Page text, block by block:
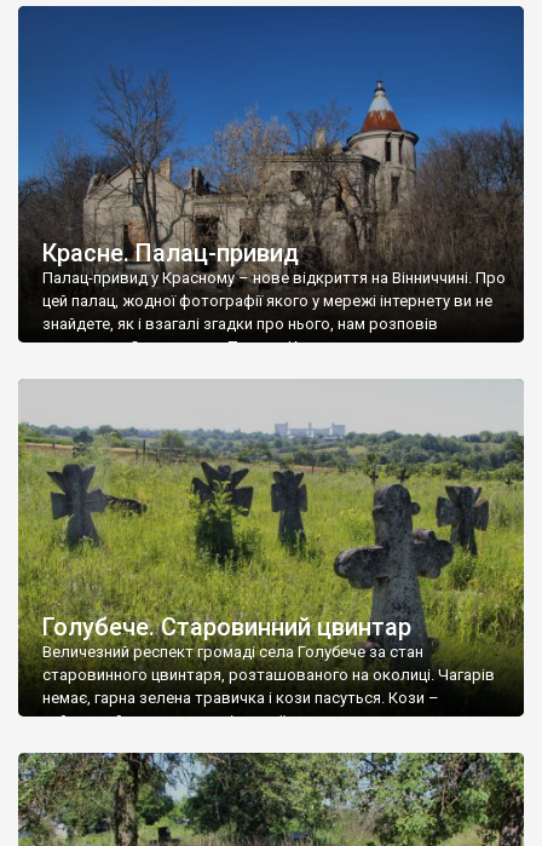
Красне. Палац-привид
Палац-привид у Красному – нове відкриття на Вінниччині. Про
цей палац, жодної фотографії якого у мережі інтернету ви не
знайдете, як і взагалі згадки про нього, нам розповів
мешканець Самгородка. Палац у Красному вразив не лише
Голубече. Старовинний цвинтар
Величезний респект громаді села Голубече за стан
старовинного цвинтаря, розташованого на околиці. Чагарів
немає, гарна зелена травичка і кози пасуться. Кози –
найкращий регулятор шкідливої, для старих кладовищ,
бруньками, кози ті бруньки обгризають, бо то улюблений
делікатес. На цвинтарі у Голубечому ціла колекція
різноманітних форм хрестів. Село відносно невелике, […]